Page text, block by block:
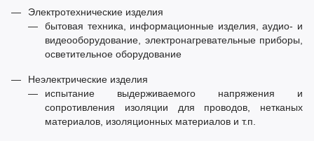
Электротехнические изделия
бытовая техника, информационные изделия, аудио- и
видеооборудование, электронагревательные приборы,
осветительное оборудование
Неэлектрические изделия
испытание выдерживаемого напряжения и
сопротивления изоляции для проводов, нетканых
материалов, изоляционных материалов и т.п.